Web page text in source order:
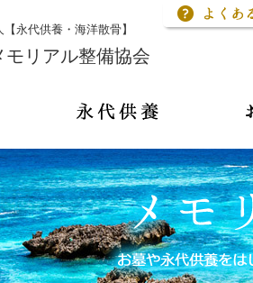
永代供養・海洋散骨】
モリアル整備協会